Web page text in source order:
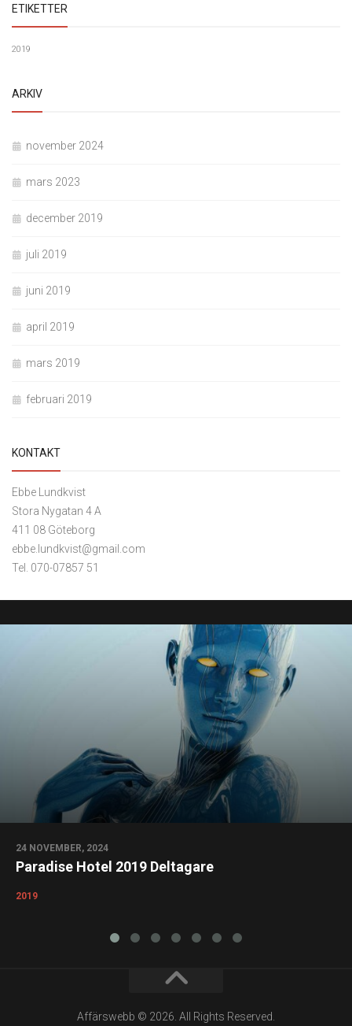
ETIKETTER
2019
ARKIV
november 2024
mars 2023
december 2019
juli 2019
juni 2019
april 2019
mars 2019
februari 2019
KONTAKT
Ebbe Lundkvist
Stora Nygatan 4 A
411 08 Göteborg
ebbe.lundkvist@gmail.com
Tel. 070-07857 51
24 NOVEMBER, 2024
Paradise Hotel 2019 Deltagare
2019
Affärswebb © 2026. All Rights Reserved.